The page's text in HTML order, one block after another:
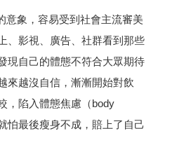
象，容易受到社會主流審美
、影視、廣告、社群看到那些
現自己的體態不符合大眾期待
來越沒自信，漸漸開始對飲
，陷入體態焦慮（body
怕最後瘦身不成，賠上了自己